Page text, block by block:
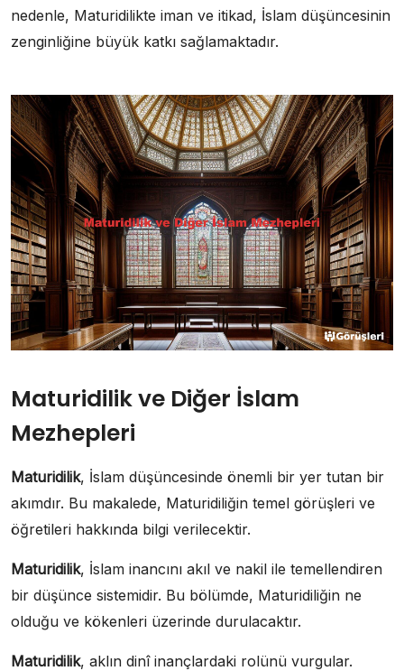
nedenle, Maturidilikte iman ve itikad, İslam düşüncesinin
zenginliğine büyük katkı sağlamaktadır.
Maturidilik ve Diğer İslam
Mezhepleri
Maturidilik, İslam düşüncesinde önemli bir yer tutan bir
akımdır. Bu makalede, Maturidiliğin temel görüşleri ve
öğretileri hakkında bilgi verilecektir.
Maturidilik, İslam inancını akıl ve nakil ile temellendiren
bir düşünce sistemidir. Bu bölümde, Maturidiliğin ne
olduğu ve kökenleri üzerinde durulacaktır.
Maturidilik, aklın dinî inançlardaki rolünü vurgular.